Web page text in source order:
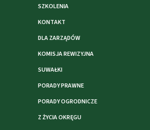
SZKOLENIA
KONTAKT
DLA ZARZĄDÓW
KOMISJA REWIZYJNA
SUWAŁKI
PORADY PRAWNE
PORADY OGRODNICZE
Z ŻYCIA OKRĘGU